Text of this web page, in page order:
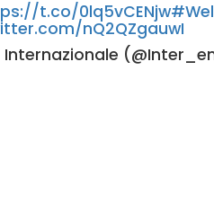
t.co/0lq5vCENjw
nQ2QZgauwI
Internazionale